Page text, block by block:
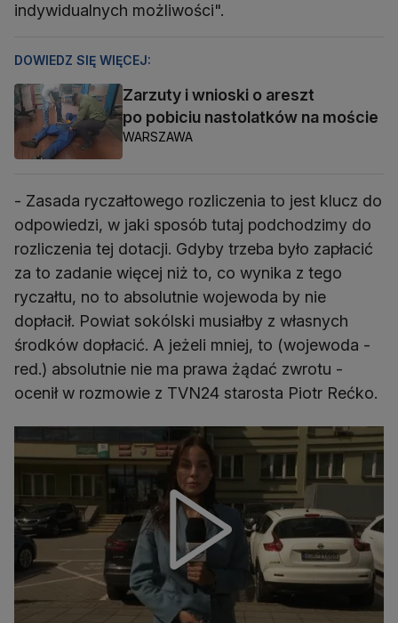
indywidualnych możliwości".
DOWIEDZ SIĘ WIĘCEJ:
Zarzuty i wnioski o areszt
po pobiciu nastolatków na moście
WARSZAWA
- Zasada ryczałtowego rozliczenia to jest klucz do
odpowiedzi, w jaki sposób tutaj podchodzimy do
rozliczenia tej dotacji. Gdyby trzeba było zapłacić
za to zadanie więcej niż to, co wynika z tego
ryczałtu, no to absolutnie wojewoda by nie
dopłacił. Powiat sokólski musiałby z własnych
środków dopłacić. A jeżeli mniej, to (wojewoda -
red.) absolutnie nie ma prawa żądać zwrotu -
ocenił w rozmowie z TVN24 starosta Piotr Rećko.